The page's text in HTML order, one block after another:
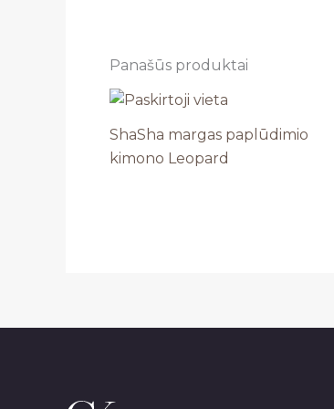
Panašūs produktai
ShaSha margas paplūdimio
kimono Leopard